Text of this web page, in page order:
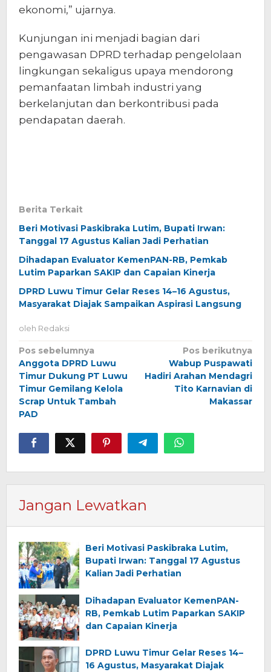
ekonomi,” ujarnya.
Kunjungan ini menjadi bagian dari
pengawasan DPRD terhadap pengelolaan
lingkungan sekaligus upaya mendorong
pemanfaatan limbah industri yang
berkelanjutan dan berkontribusi pada
pendapatan daerah.
Berita Terkait
Beri Motivasi Paskibraka Lutim, Bupati Irwan:
Tanggal 17 Agustus Kalian Jadi Perhatian
Dihadapan Evaluator KemenPAN-RB, Pemkab
Lutim Paparkan SAKIP dan Capaian Kinerja
DPRD Luwu Timur Gelar Reses 14–16 Agustus,
Masyarakat Diajak Sampaikan Aspirasi Langsung
oleh Redaksi
Navigasi
pos
Pos sebelumnya
Anggota DPRD Luwu
Timur Dukung PT Luwu
Timur Gemilang Kelola
Scrap Untuk Tambah
PAD
Pos berikutnya
Wabup Puspawati
Hadiri Arahan Mendagri
Tito Karnavian di
Makassar
Jangan Lewatkan
Beri Motivasi Paskibraka Lutim,
Bupati Irwan: Tanggal 17 Agustus
Kalian Jadi Perhatian
Dihadapan Evaluator KemenPAN-
RB, Pemkab Lutim Paparkan SAKIP
dan Capaian Kinerja
DPRD Luwu Timur Gelar Reses 14–
16 Agustus, Masyarakat Diajak